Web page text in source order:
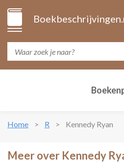
Home R Kennedy Ryan
Meer over Kennedy